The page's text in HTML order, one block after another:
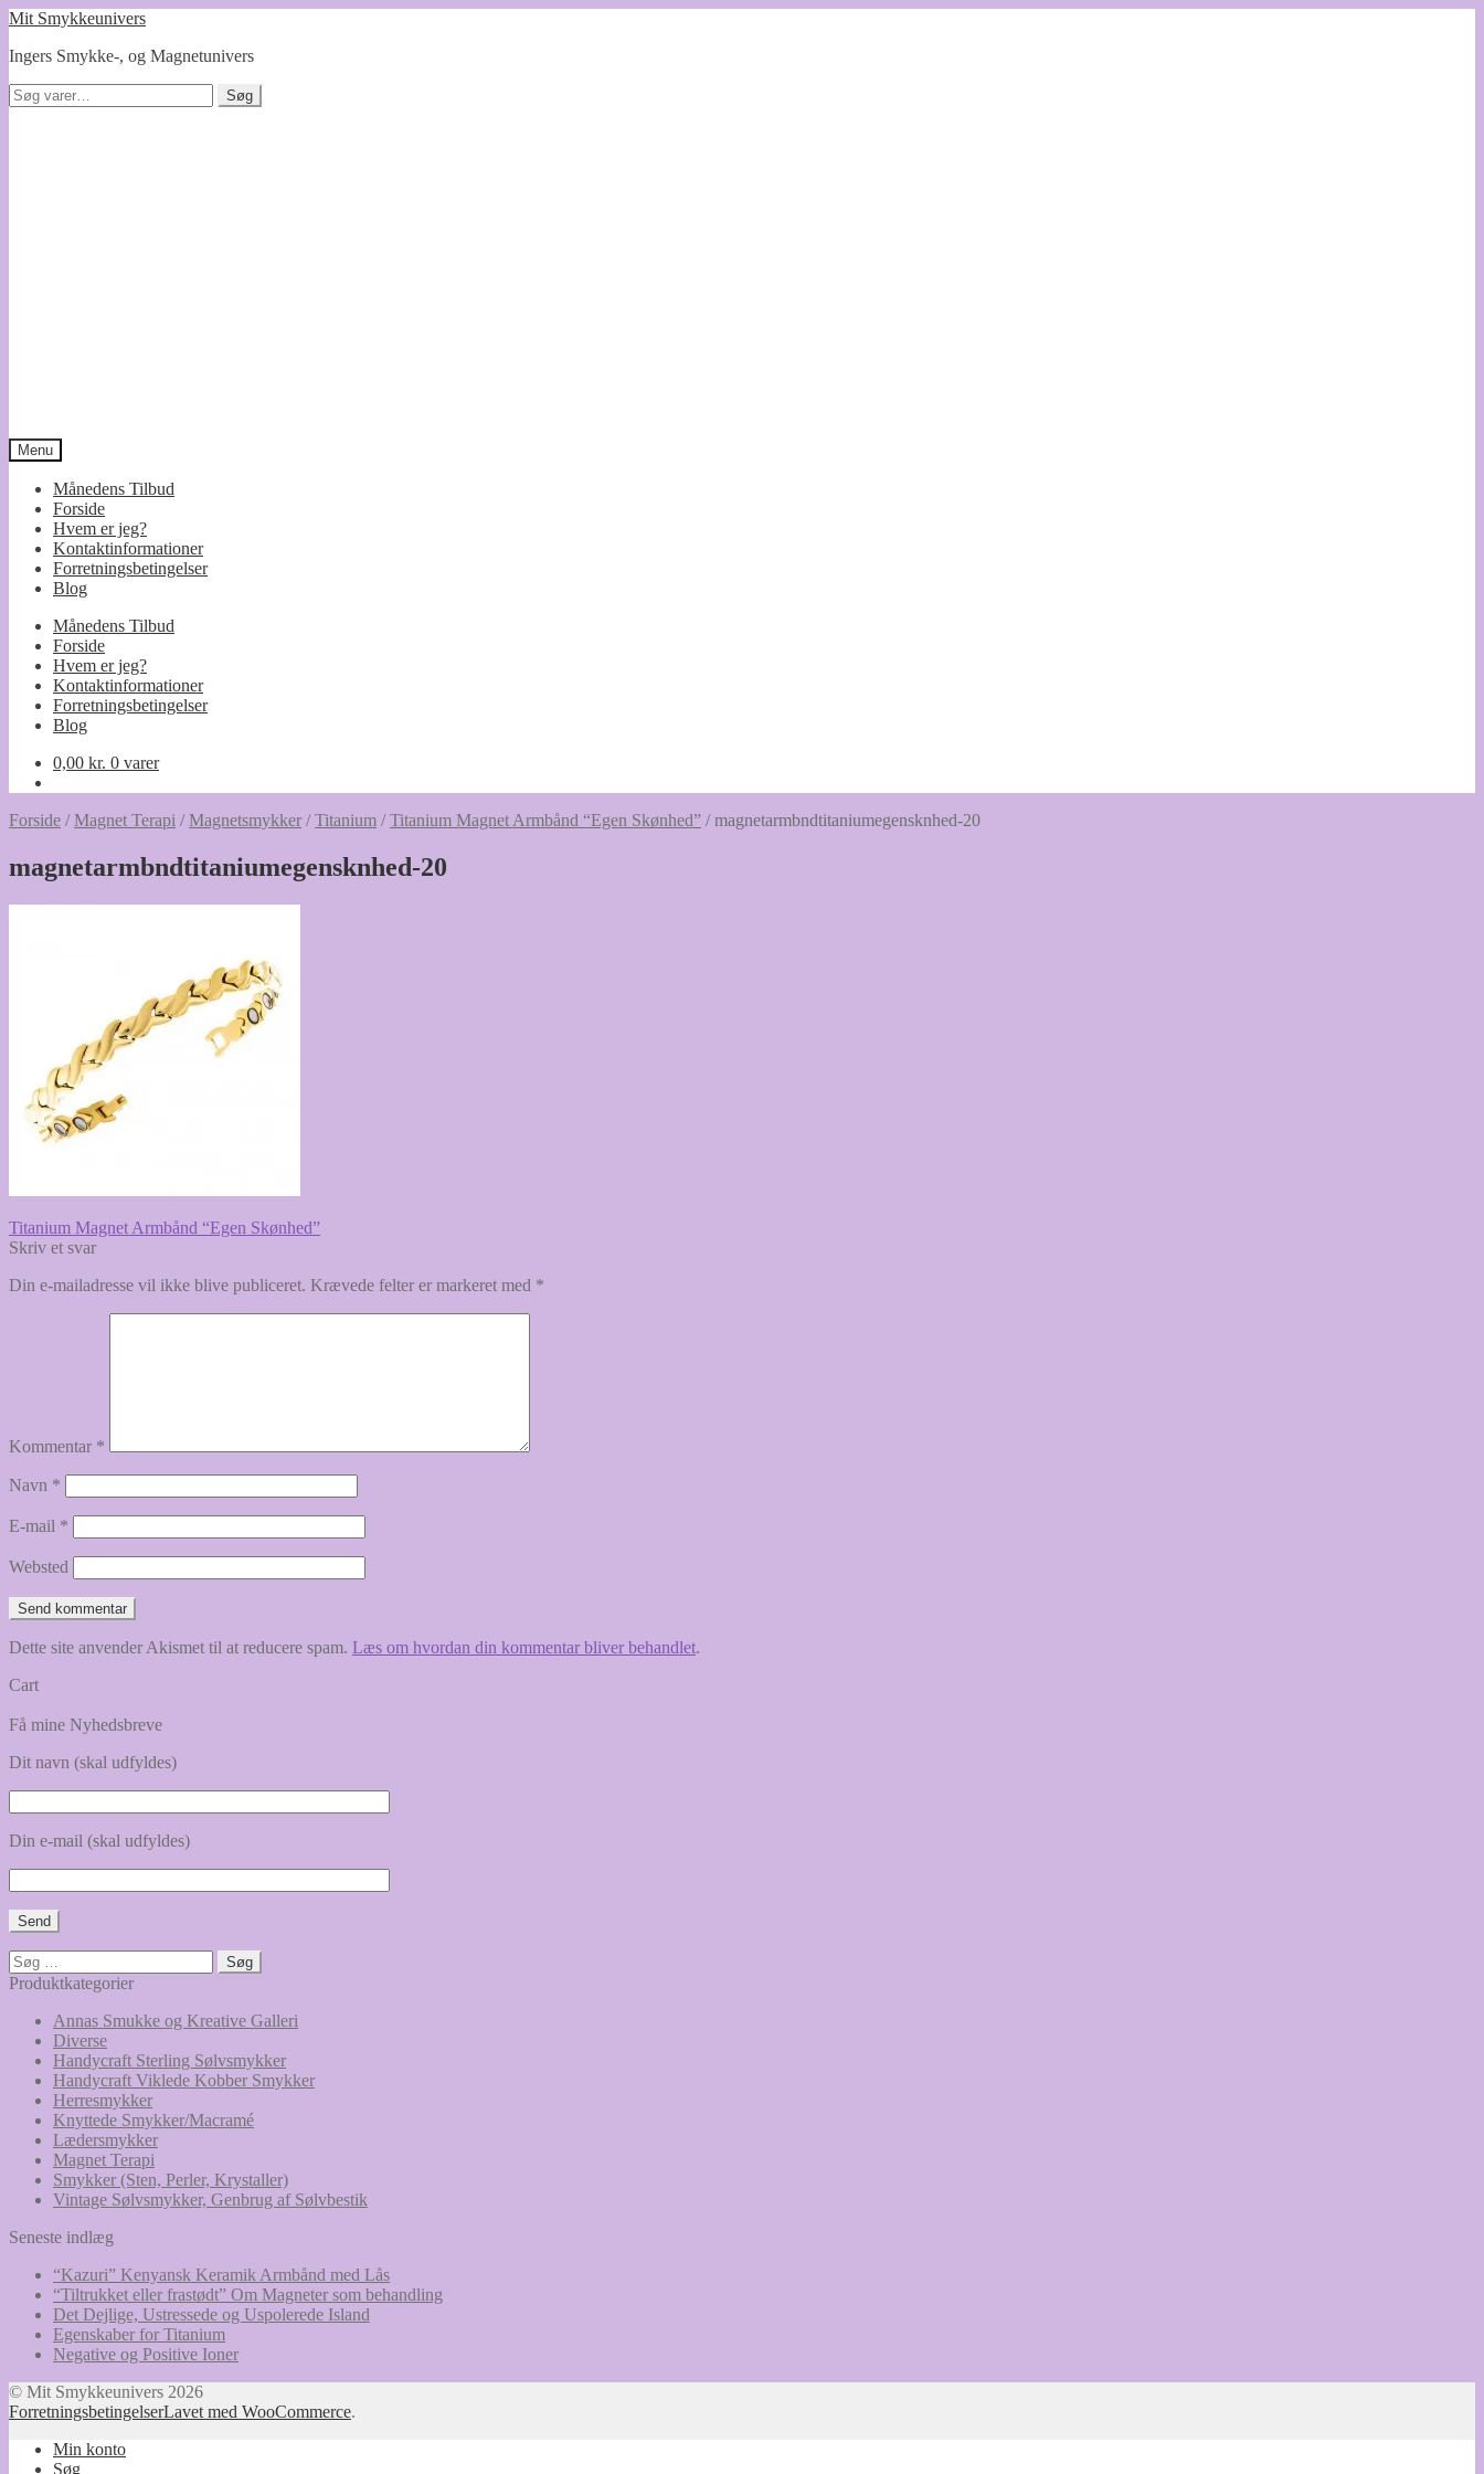
Spring
navigation
Spring
indhold
Mit Smykkeunivers
Ingers Smykke-, og Magnetunivers
Søg
efter:
Søg
Menu
Månedens Tilbud
Forside
Hvem er jeg?
Kontaktinformationer
Forretningsbetingelser
Blog
Månedens Tilbud
Forside
Hvem er jeg?
Kontaktinformationer
Forretningsbetingelser
Blog
0,00 kr. 0 varer
Forside /Magnet Terapi /Magnetsmykker /Titanium /Titanium Magnet Armbånd “Egen Skønhed” /magnetarmbndtitaniumegensknhed-20
magnetarmbndtitaniumegensknhed-20
Indlægsnavigation
Forrige
indlæg:
Titanium Magnet Armbånd “Egen Skønhed”
Skriv et svar
Din e-mailadresse vil ikke blive publiceret. Krævede felter er markeret med *
Kommentar *
Navn *
E-mail *
Websted
Dette site anvender Akismet til at reducere spam. Læs om hvordan din kommentar bliver behandlet.
Cart
Få mine Nyhedsbreve
Dit navn (skal udfyldes)
Din e-mail (skal udfyldes)
Søg
efter:
Produktkategorier
Annas Smukke og Kreative Galleri
Diverse
Handycraft Sterling Sølvsmykker
Handycraft Viklede Kobber Smykker
Herresmykker
Knyttede Smykker/Macramé
Lædersmykker
Magnet Terapi
Smykker (Sten, Perler, Krystaller)
Vintage Sølvsmykker, Genbrug af Sølvbestik
Seneste indlæg
“Kazuri” Kenyansk Keramik Armbånd med Lås
“Tiltrukket eller frastødt” Om Magneter som behandling
Det Dejlige, Ustressede og Uspolerede Island
Egenskaber for Titanium
Negative og Positive Ioner
© Mit Smykkeunivers 2026
ForretningsbetingelserLavet med WooCommerce.
Min konto
Søg